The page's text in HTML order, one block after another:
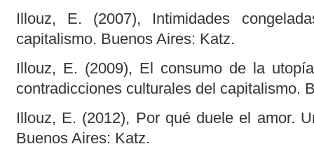
Illouz, E. (2007), Intimidades
capitalismo. Buenos Aires: Katz.
Illouz, E. (2009), El consumo de la
contradicciones culturales del capitalismo.
Illouz, E. (2012), Por qué duele el amor.
Buenos Aires: Katz.